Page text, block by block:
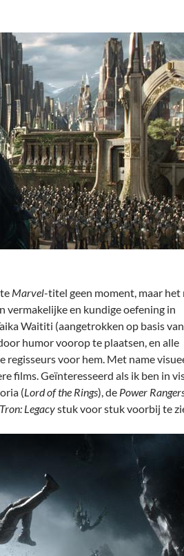
Marvel-titel geen moment, maar het
vermakelijke en kundige oefening in
Waititi (aangetrokken op basis
humor voorop te plaatsen, en alle
regisseurs voor hem. Met name
films. Geïnteresseerd als ik ben in
(Lord of the Rings), de Power
Tron: Legacystuk voor stuk voorbij te